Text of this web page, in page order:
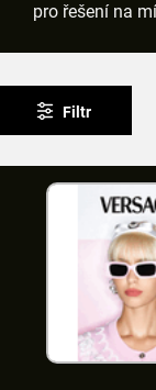
pro řešení na
Filtr